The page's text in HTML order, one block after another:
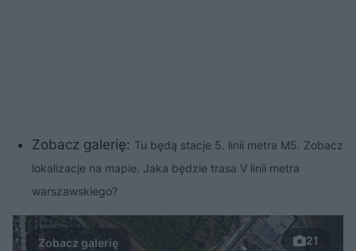
Zobacz galerię: Tu będą stacje 5. linii metra M5. Zobacz
lokalizacje na mapie. Jaka będzie trasa V linii metra
warszawskiego?
21